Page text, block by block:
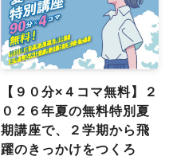
【９０分×４コマ無料】２
０２６年夏の無料特別夏
期講座で、２学期から飛
躍のきっかけをつくろ